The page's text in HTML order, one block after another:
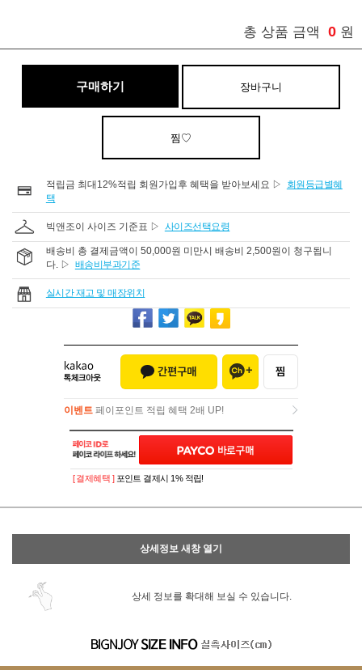
총 상품 금액 0 원
구매하기 장바구니
찜♡
적립금 최대12%적립 회원가입후 혜택을 받아보세요 ▷
회원등급별혜
택
빅앤조이 사이즈 기준표 ▷ 사이즈선택요령
배송비 총 결제금액이 50,000원 미만시 배송비 2,500원이 청구됩니
다. ▷ 배송비부과기준
실시간 재고 및 매장위치
이벤트 페이포인트 적립 혜택 2배 UP!
이벤트페이포인트 적립 혜택 2배 UP!
[ 결제혜택 ] 포인트 결제시 1% 적립!
상세정보 새창 열기
상세 정보를 확대해 보실 수 있습니다.